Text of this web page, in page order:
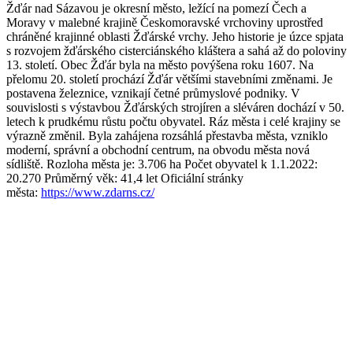
Žďár nad Sázavou je okresní město, ležící na pomezí Čech a
Moravy v malebné krajině Českomoravské vrchoviny uprostřed
chráněné krajinné oblasti Žďárské vrchy. Jeho historie je úzce spjata
s rozvojem žďárského cisterciánského kláštera a sahá až do poloviny
13. století. Obec Žďár byla na město povýšena roku 1607. Na
přelomu 20. století prochází Žďár většími stavebními změnami. Je
postavena železnice, vznikají četné průmyslové podniky. V
souvislosti s výstavbou Žďárských strojíren a sléváren dochází v 50.
letech k prudkému růstu počtu obyvatel. Ráz města i celé krajiny se
výrazně změnil. Byla zahájena rozsáhlá přestavba města, vzniklo
moderní, správní a obchodní centrum, na obvodu města nová
sídliště. Rozloha města je: 3.706 ha Počet obyvatel k 1.1.2022:
20.270 Průměrný věk: 41,4 let Oficiální stránky
města: https://www.zdarns.cz/